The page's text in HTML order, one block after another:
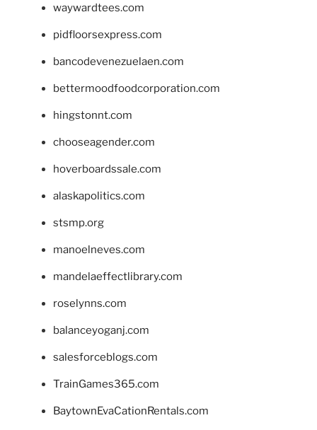
waywardtees.com
pidfloorsexpress.com
bancodevenezuelaen.com
bettermoodfoodcorporation.com
hingstonnt.com
chooseagender.com
hoverboardssale.com
alaskapolitics.com
stsmp.org
manoelneves.com
mandelaeffectlibrary.com
roselynns.com
balanceyoganj.com
salesforceblogs.com
TrainGames365.com
BaytownEvaCationRentals.com